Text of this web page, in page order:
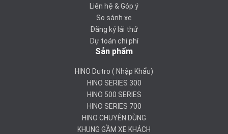
Liên hệ & Góp ý
So sánh xe
Đăng ký lái thử
Dự toán chi phí
Sản phẩm
HINO Dutro ( Nhập Khẩu)
HINO SERIES 300
HINO 500 SERIES
HINO SERIES 700
HINO CHUYÊN DÙNG
KHUNG GẦM XE KHÁCH